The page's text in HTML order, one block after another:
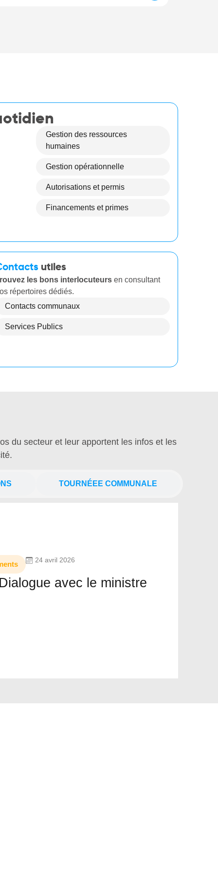
Gestion des ressources
humaines
Gestion opérationnelle
Autorisations et permis
Financements et primes
utiles
les bons interlocuteursen consultant
répertoires dédiés.
Contacts communaux
Services Publics
du secteur et leur apportent les infos et les
TOURNÉEE COMMUNALE
24 avril 2026
avec le ministre